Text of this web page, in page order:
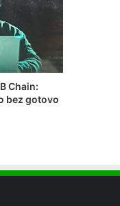
Chain:
bez gotovo